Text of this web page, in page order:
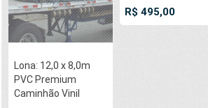
Lona: 12,0 x 8,0m
PVC Premium
Caminhão Vinil
Cobertura Carga
R$ 495,00